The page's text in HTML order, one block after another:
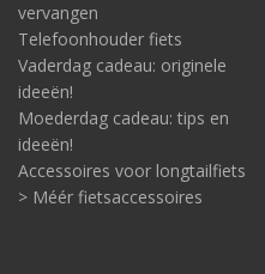
vervangen
Telefoonhouder fiets
Vaderdag cadeau: originele
ideeën!
Moederdag cadeau: tips en
ideeën!
Accessoires voor longtailfiets
> Méér fietsaccessoires